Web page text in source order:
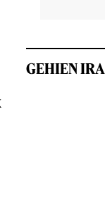
GEHIEN